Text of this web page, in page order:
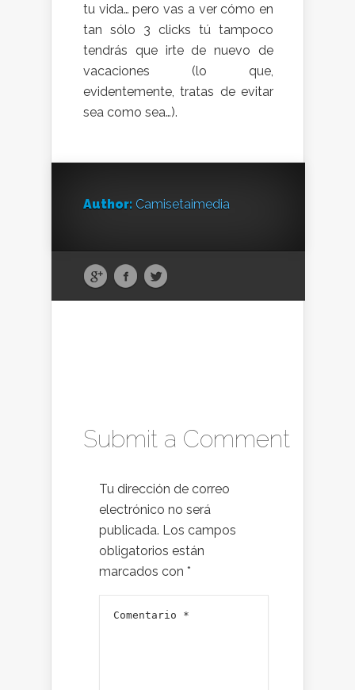
tu vida… pero vas a ver cómo en
tan sólo 3 clicks tú tampoco
tendrás que irte de nuevo de
vacaciones (lo que,
evidentemente, tratas de evitar
sea como sea…).
Author: Camisetaimedia
Submit a Comment
Tu dirección de correo
electrónico no será
publicada. Los campos
obligatorios están
marcados con *